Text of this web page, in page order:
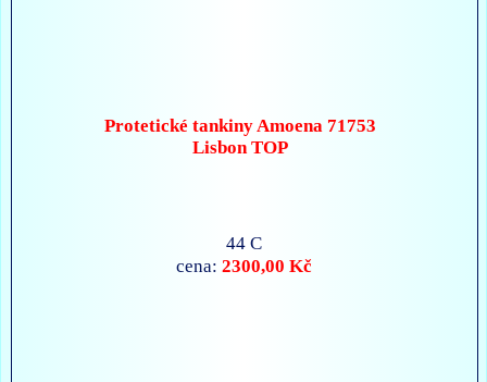
Protetické tankiny Amoena 71753
Lisbon TOP
44 C
cena:2300,00 Kč